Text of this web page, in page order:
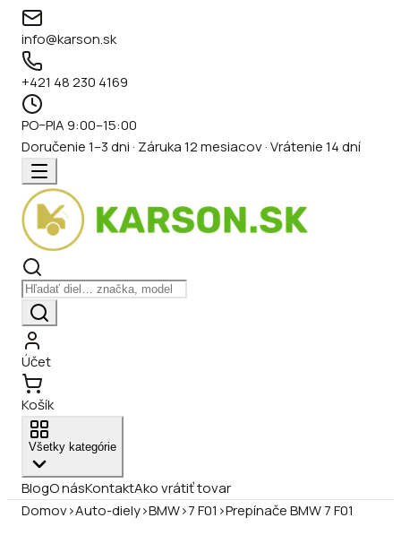
info@karson.sk
+421 48 230 4169
PO–PIA 9:00–15:00
Doručenie 1–3 dni · Záruka 12 mesiacov · Vrátenie 14 dní
Účet
Košík
Všetky kategórie
BlogO násKontaktAko vrátiť tovar
Domov›Auto-diely›BMW›7 F01 ›Prepínače BMW 7 F01